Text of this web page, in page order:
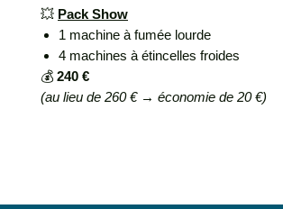
💥 Pack Show
1 machine à fumée lourde
4 machines à étincelles froides
💰 240 €
(au lieu de 260 € → économie de 20 €)